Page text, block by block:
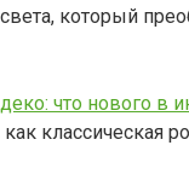
который
что нового в
как